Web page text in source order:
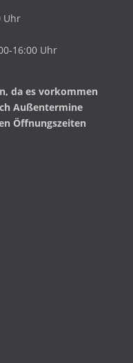
Uhr
16:00 Uhr
da es vorkommen
Außentermine
Öffnungszeiten